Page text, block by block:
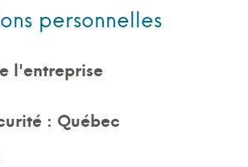
personnelles
l'entreprise
: Québec